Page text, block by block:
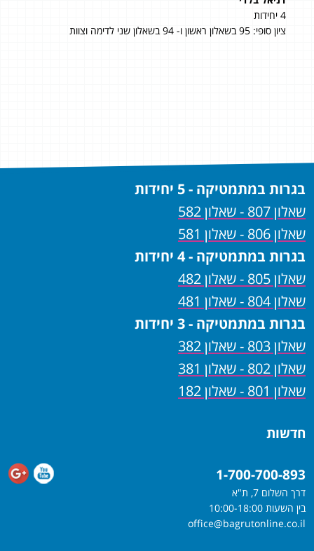
4 יחידות
ציון סופי: 95 בשאלון ראשון ו- 94 בשאלון שני לדימה וצוות
בגרות במתמטיקה - 5 יחידות
שאלון 807 - שאלון 582
שאלון 806 - שאלון 581
בגרות במתמטיקה - 4 יחידות
שאלון 805 - שאלון 482
שאלון 804 - שאלון 481
בגרות במתמטיקה - 3 יחידות
שאלון 803 - שאלון 382
שאלון 802 - שאלון 381
שאלון 801 - שאלון 182
חדשות
1-700-700-893
דרך השלום 7, ת"א
בין השעות 10:00-18:00
office@bagrutonline.co.il